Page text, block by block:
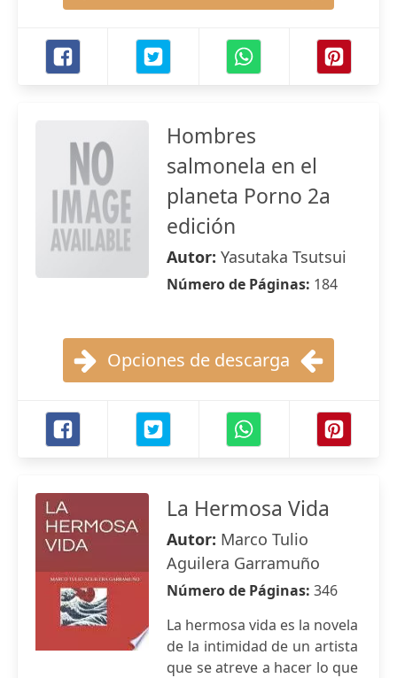
Hombres
salmonela en el
planeta Porno 2a
edición
Autor: Yasutaka Tsutsui
Número de Páginas: 184
Opciones de descarga
La Hermosa Vida
Autor: Marco Tulio
Aguilera Garramuño
Número de Páginas: 346
La hermosa vida es la novela
de la intimidad de un artista
que se atreve a hacer lo que